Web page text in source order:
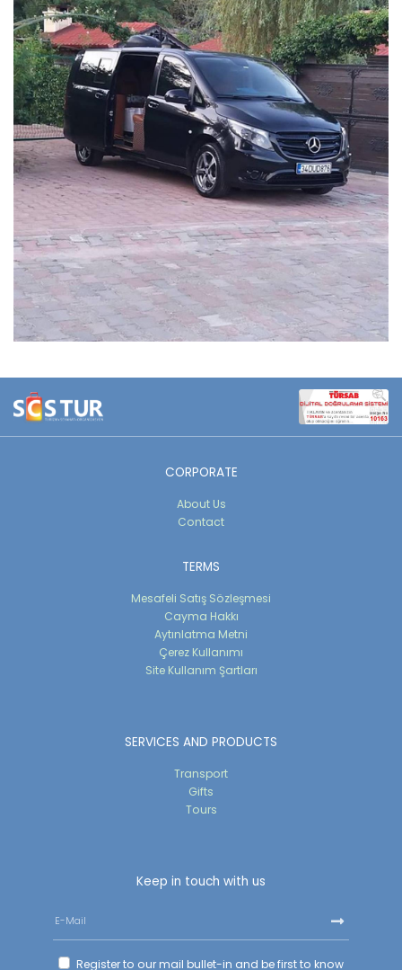
CORPORATE
About Us
Contact
TERMS
Mesafeli Satış Sözleşmesi
Cayma Hakkı
Aytınlatma Metni
Çerez Kullanımı
Site Kullanım Şartları
SERVICES AND PRODUCTS
Transport
Gifts
Tours
Keep in touch with us
Register to our mail bullet-in and be first to know